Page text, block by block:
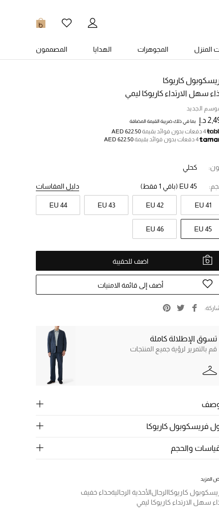
0
المنزل المجوهرات الهدايا المصممون
كاريوكا
سهل الارتداء كاريوكا ليمي
الجديد
د.إ بما في ذلك ضريبة القيمة المضافة
4 دفعات بدون فوائد بقيمة
AED 622.50
4 دفعات بدون فوائد بقيمة
AED 622.50
كحلي
EU 45 (باقي 1 فقط) دليل المقاسات
EU 41
EU 42
EU 43
EU 44
EU 45
EU 46
اضف للحقيبة
أضف إلى قائمة الامنيات
تسوق الإطلالة كاملة
قم بالتمرير لرؤية جميع المنتجات
فريسكوبول كاريوكا
والحجم
المزيد
كاريوكاالرجالالأحذية الرجاليةحذاء خفيف
سهل الارتداء كاريوكا ليمي